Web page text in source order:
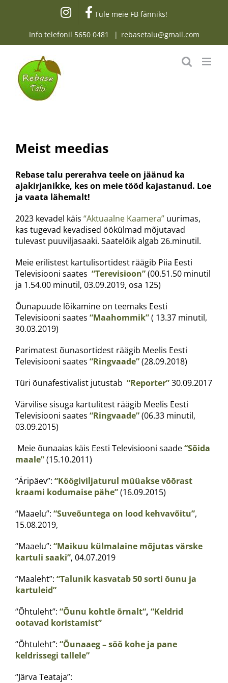
Tule meie FB fänniks!
Info telefonil 5650 0481 | rebasetalu@gmail.com
Meist meedias
Rebase talu pererahva teele on jäänud ka
ajakirjanikke, kes on meie tööd kajastanud. Loe
ja vaata lähemalt!
2023 kevadel käis “Aktuaalne Kaamera”uurimas,
kas tugevad kevadised öökülmad mõjutavad
tulevast puuviljasaaki. Saatelõik algab 26.minutil.
Meie erilistest kartulisortidest räägib Piia Eesti
Televisiooni saates “Terevisioon”(00.51.50 minutil
ja 1.54.00 minutil, 03.09.2019, osa 125)
Õunapuude lõikamine on teemaks Eesti
Televisiooni saates “Maahommik”( 13.37 minutil,
30.03.2019)
Parimatest õunasortidest räägib Meelis Eesti
Televisiooni saates “Ringvaade”(28.09.2018)
Türi õunafestivalist jutustab “Reporter”30.09.2017
Värvilise sisuga kartulitest räägib Meelis Eesti
Televisiooni saates “Ringvaade”(06.33 minutil,
03.09.2015)
Meie õunaaias käis Eesti Televisiooni saade“Sõida
maale”(15.10.2011)
“Äripäev”: “Köögiviljaturul müüakse võõrast
kraami kodumaise pähe”(16.09.2015)
“Maaelu”: “Suveõuntega on lood kehvavõitu”,
15.08.2019,
“Maaelu”: “Maikuu külmalaine mõjutas värske
kartuli saaki”, 04.07.2019
“Maaleht”: “Talunik kasvatab 50 sorti õunu ja
kartuleid”
“Õhtuleht”: “Õunu kohtle õrnalt“, “Keldrid
ootavad koristamist”
“Õhtuleht”: “Õunaaeg – söö kohe ja pane
keldrissegi tallele”
“Järva Teataja”: